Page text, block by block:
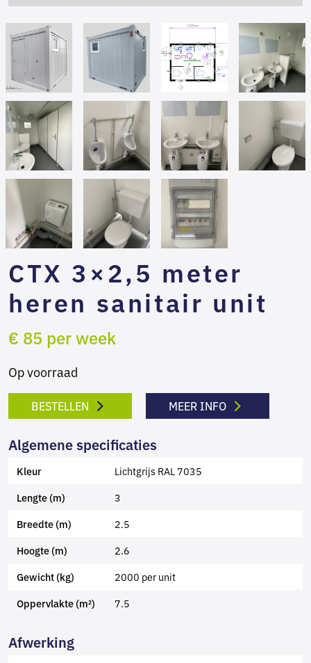
CTX 3×2,5 meter
heren sanitair unit
€ 85 per week
Op voorraad
BESTELLEN MEER INFO
Algemene specificaties
Kleur Lichtgrijs RAL 7035
Lengte (m) 3
Breedte (m) 2.5
Hoogte (m) 2.6
Gewicht (kg) 2000 per unit
Oppervlakte (m²) 7.5
Afwerking